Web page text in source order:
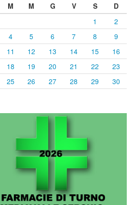
M M G V S
D
1
2
4 5 6 7 8
9
11 12 13 14 15
16
18 19 20 21 22
23
25 26 27 28 29
30